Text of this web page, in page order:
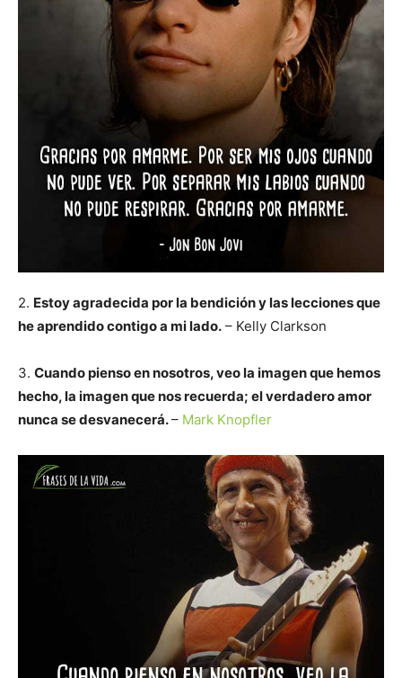
2. Estoy agradecida por la bendición y las lecciones que
he aprendido contigo a mi lado. – Kelly Clarkson
3. Cuando pienso en nosotros, veo la imagen que hemos
hecho, la imagen que nos recuerda; el verdadero amor
nunca se desvanecerá.– Mark Knopfler